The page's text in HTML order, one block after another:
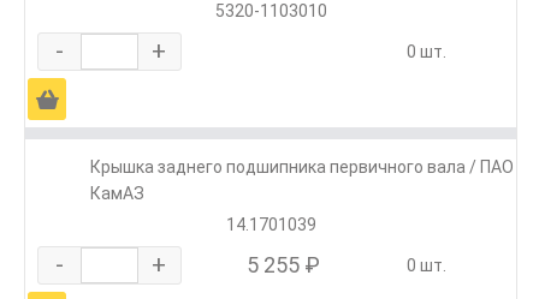
5320-1103010
- + 0 шт.
Ä
Крышка заднего подшипника первичного вала / ПАО
КамАЗ
14.1701039
- + 5 255 ₽ 0 шт.